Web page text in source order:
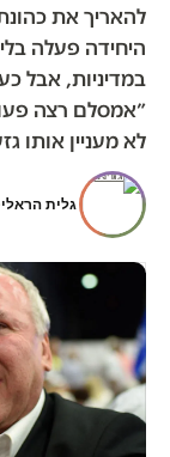
להאריך את
היחידה פעלה
במדיניות, אבל
״אמסלם רצה
לא מעניין אותו
גלית הראלי